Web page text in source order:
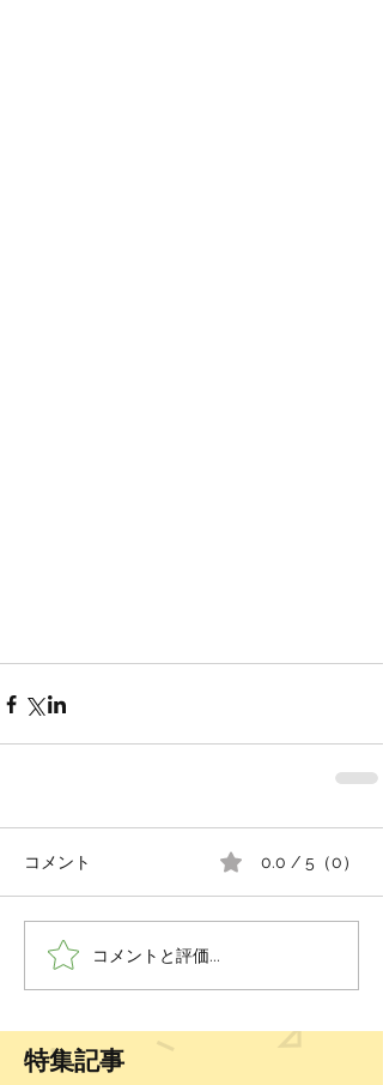
コメント 0.0 / 5（0）
コメントと評価...
特集記事